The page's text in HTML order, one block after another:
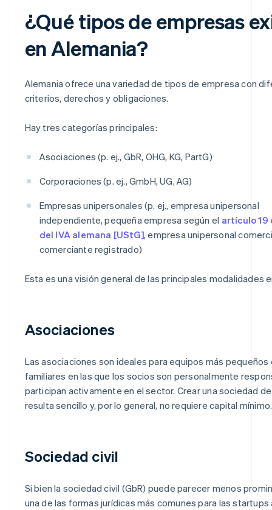
¿Qué tipos de empresas
en Alemania?
Alemania ofrece una variedad de tipos de empresa con
criterios, derechos y obligaciones.
Hay tres categorías principales:
Asociaciones (p. ej., GbR, OHG, KG, PartG)
Corporaciones (p. ej., GmbH, UG, AG)
Empresas unipersonales (p. ej., empresa unipersonal
independiente, pequeña empresa según el artículo 19
del IVA alemana [UStG], empresa unipersonal
comerciante registrado)
Esta es una visión general de las principales modalidades
Asociaciones
Las asociaciones son ideales para equipos más
familiares en las que los socios son personalmente
participan activamente en el sector. Crear una sociedad
resulta sencillo y, por lo general, no requiere capital mínimo.
Sociedad civil
Si bien la sociedad civil (GbR) puede parecer menos
una de las formas jurídicas más comunes para las